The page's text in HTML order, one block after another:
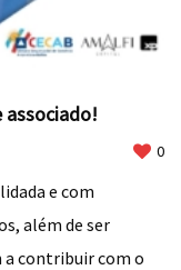
associado!
0
e com
além de ser
a contribuir com o